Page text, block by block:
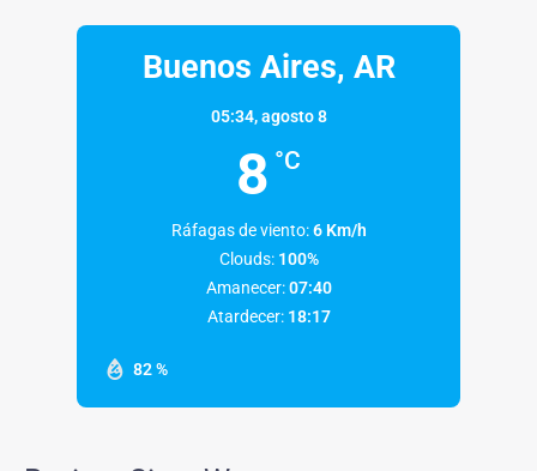
Buenos Aires, AR
05:34,agosto 8
8 °C
82 %
Ráfagas de viento: 6 Km/h
Clouds: 100%
Amanecer: 07:40
Atardecer: 18:17